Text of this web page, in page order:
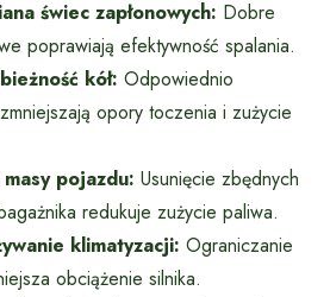
świec zapłonowych: Dobre
poprawiają efektywność spalania.
kół: Odpowiednio
opory toczenia i zużycie
pojazdu: Usunięcie zbędnych
redukuje zużycie paliwa.
klimatyzacji: Ograniczanie
obciążenie silnika.